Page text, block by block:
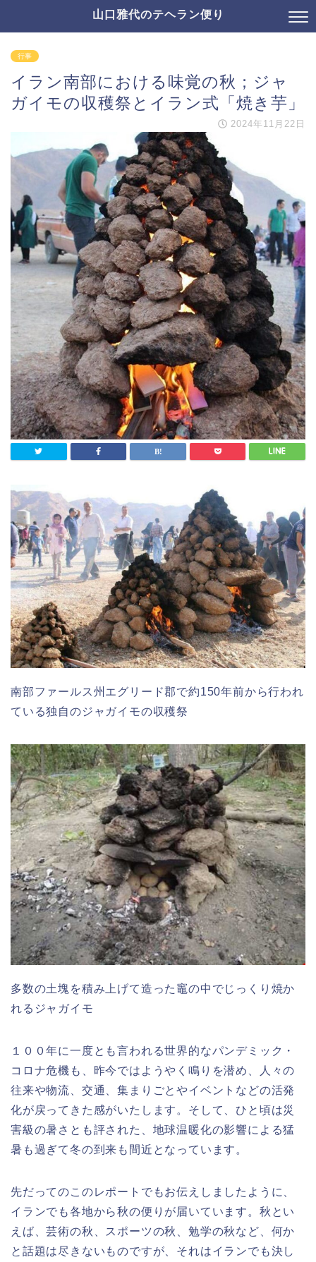
山口雅代のテヘラン便り
行事
イラン南部における味覚の秋；ジャ
ガイモの収穫祭とイラン式「焼き芋」
2024年11月22日
南部ファールス州エグリード郡で約150年前から行われ
ている独自のジャガイモの収穫祭
多数の土塊を積み上げて造った竈の中でじっくり焼か
れるジャガイモ
１００年に一度とも言われる世界的なパンデミック・
コロナ危機も、昨今ではようやく鳴りを潜め、人々の
往来や物流、交通、集まりごとやイベントなどの活発
化が戻ってきた感がいたします。そして、ひと頃は災
害級の暑さとも評された、地球温暖化の影響による猛
暑も過ぎて冬の到来も間近となっています。
先だってのこのレポートでもお伝えしましたように、
イランでも各地から秋の便りが届いています。秋とい
えば、芸術の秋、スポーツの秋、勉学の秋など、何か
と話題は尽きないものですが、それはイランでも決し